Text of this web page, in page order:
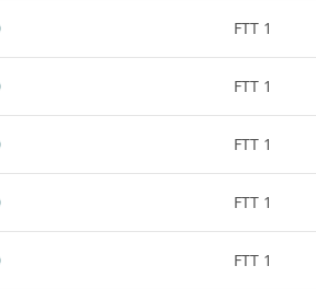
1 FTT
1 FTT
1 FTT
1 FTT
1 FTT